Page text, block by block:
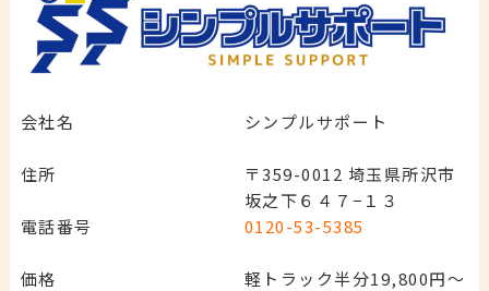
会社名 シンプルサポート
住所
〒359-0012 埼玉県所沢市
坂之下６４７−１３
電話番号
0120-53-5385
価格 軽トラック半分19,800円～